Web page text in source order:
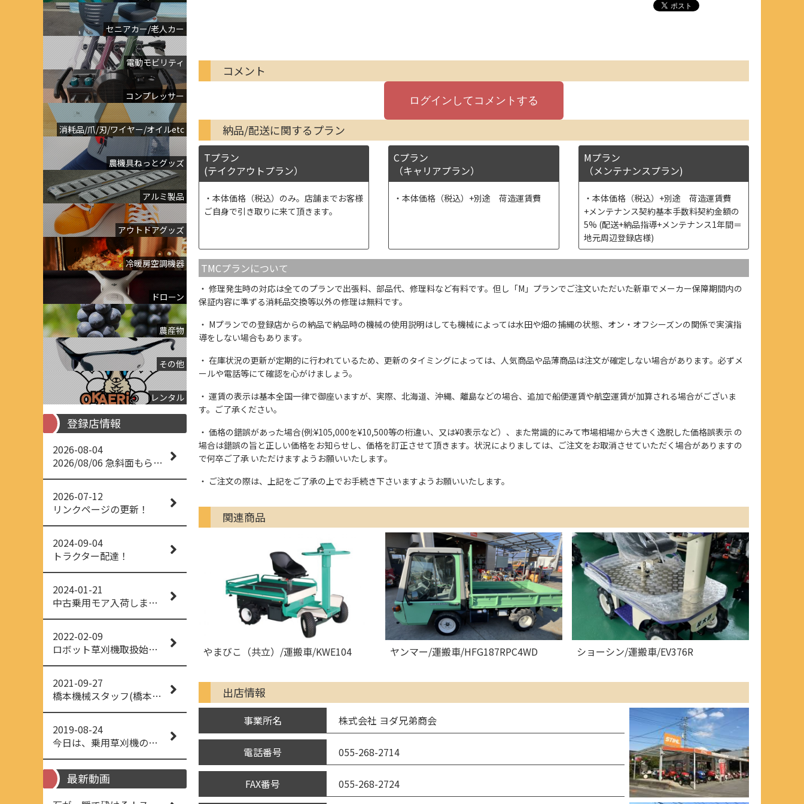
セニアカー/老人カー
電動モビリティ
コンプレッサー
消耗品/爪/刃/ワイヤー/オイルetc
農機具ねっとグッズ
アルミ製品
アウトドアグッズ
冷暖房空調機器
ドローン
農産物
その他
レンタル
登録店情報
2026-08-04
2026/08/06 急斜面もらくらく草刈り
2026-07-12
リンクページの更新！
2024-09-04
トラクター配達！
2024-01-21
中古乗用モア入荷しました！
2022-02-09
ロボット草刈機取扱始めました！
2021-09-27
橋本機械スタッフ(橋本機械(株))
2019-08-24
今日は、乗用草刈機の納品でした！ 流行りの、4WD！ #イセキアグリ #オーレック #四駆 #増税間近
最新動画
コメント
納品/配送に関するプラン
Tプラン
(テイクアウトプラン）
本体価格（税込）のみ。店舗までお客様
ご自身で引き取りに来て頂きます。
Cプラン
（キャリアプラン）
本体価格（税込）+別途 荷造運賃費
Mプラン
（メンテナンスプラン)
本体価格（税込）+別途 荷造運賃費
+メンテナンス契約基本手数料契約金額の
5% (配送+納品指導+メンテナンス1年間＝
地元周辺登録店様)
TMCプランについて
修理発生時の対応は全てのプランで出張料、部品代、修理料など有料です。但し「M」プランでご注文いただいた新車でメーカー保障期間内の
保証内容に準ずる消耗品交換等以外の修理は無料です。
Mプランでの登録店からの納品で納品時の機械の使用説明はしても機械によっては水田や畑の捕縄の状態、オン・オフシーズンの関係で実演指
導をしない場合もあります。
在庫状況の更新が定期的に行われているため、更新のタイミングによっては、人気商品や品薄商品は注文が確定しない場合があります。必ずメ
ールや電話等にて確認を心がけましょう。
運賃の表示は基本全国一律で御座いますが、実際、北海道、沖縄、離島などの場合、追加で船便運賃や航空運賃が加算される場合がございま
す。ご了承ください。
価格の錯誤があった場合(例:¥105,000を¥10,500等の桁違い、又は¥0表示など）、また常識的にみて市場相場から大きく逸脱した価格誤表示 の
場合は錯誤の旨と正しい価格をお知らせし、価格を訂正させて頂きます。状況によりましては、ご注文をお取消させていただく場合がありますの
で何卒ご了承 いただけますようお願いいたします。
ご注文の際は、上記をご了承の上でお手続き下さいますようお願いいたします。
関連商品
やまびこ（共立）/運搬車/KWE104 ヤンマー/運搬車/HFG187RPC4WD ショーシン/運搬車/EV376R
出店情報
事業所名 株式会社 ヨダ兄弟商会
電話番号 055-268-2714
FAX番号 055-268-2724